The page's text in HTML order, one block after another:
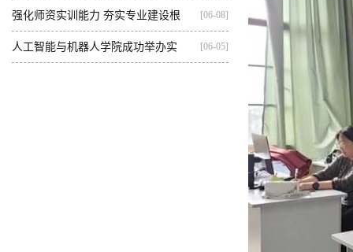
人...
强化师资实训能力 夯实专业建设根
基...
[06-08]
人工智能与机器人学院成功举办实 [06-05]